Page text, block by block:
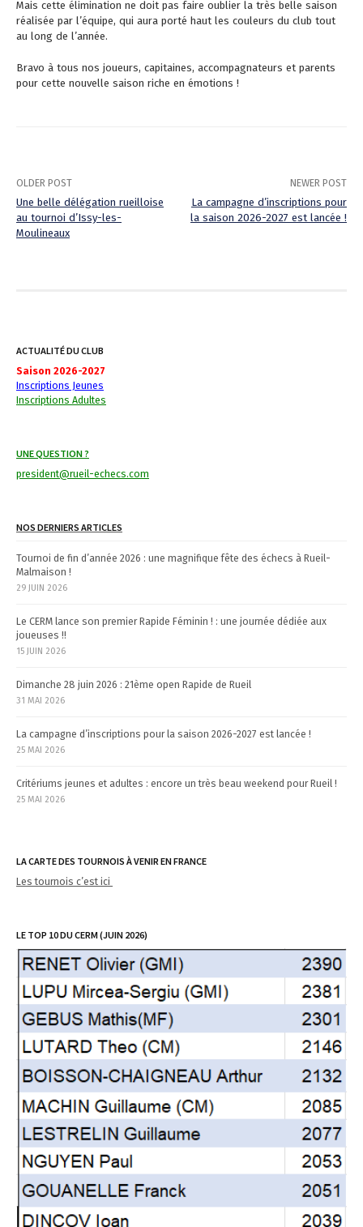
Mais cette élimination ne doit pas faire oublier la très belle saison
réalisée par l’équipe, qui aura porté haut les couleurs du club tout
au long de l’année.
Bravo à tous nos joueurs, capitaines, accompagnateurs et parents
pour cette nouvelle saison riche en émotions !
P
n
a
v
g
t
i
o
n
OLDER POST
Une belle délégation rueilloise
au tournoi d’Issy-les-
Moulineaux
NEWER POST
La campagne d’inscriptions pour
la saison 2026-2027 est lancée !
ACTUALITÉ DU CLUB
Saison 2026-2027
Inscriptions Jeunes
Inscriptions Adultes
UNE QUESTION ?
president@rueil-echecs.com
NOS DERNIERS ARTICLES
Tournoi de fin d’année 2026 : une magnifique fête des échecs à Rueil-
Malmaison !
29 JUIN 2026
Le CERM lance son premier Rapide Féminin ! : une journée dédiée aux
joueuses !!
15 JUIN 2026
Dimanche 28 juin 2026 : 21ème open Rapide de Rueil
31 MAI 2026
La campagne d’inscriptions pour la saison 2026-2027 est lancée !
25 MAI 2026
Critériums jeunes et adultes : encore un très beau weekend pour Rueil !
25 MAI 2026
LA CARTE DES TOURNOIS À VENIR EN FRANCE
Les tournois c’est ici
LE TOP 10 DU CERM (JUIN 2026)